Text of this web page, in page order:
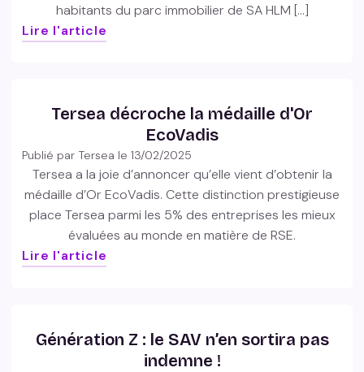
habitants du parc immobilier de SA HLM […]
Lire l'article
Tersea décroche la médaille d'Or
EcoVadis
Publié par Tersea le13/02/2025
Tersea a la joie d’annoncer qu’elle vient d’obtenir la
médaille d’Or EcoVadis. Cette distinction prestigieuse
place Tersea parmi les 5% des entreprises les mieux
évaluées au monde en matière de RSE.
Lire l'article
Génération Z : le SAV n’en sortira pas
indemne !